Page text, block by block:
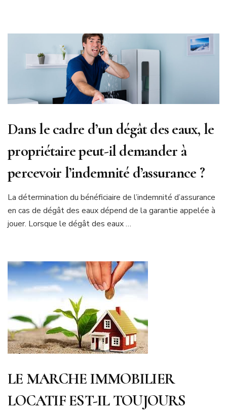
Dans le cadre d’un dégât des eaux, le
propriétaire peut-il demander à
percevoir l’indemnité d’assurance ?
La détermination du bénéficiaire de l’indemnité d’assurance
en cas de dégât des eaux dépend de la garantie appelée à
jouer. Lorsque le dégât des eaux …
LE MARCHE IMMOBILIER
LOCATIF EST-IL TOUJOURS